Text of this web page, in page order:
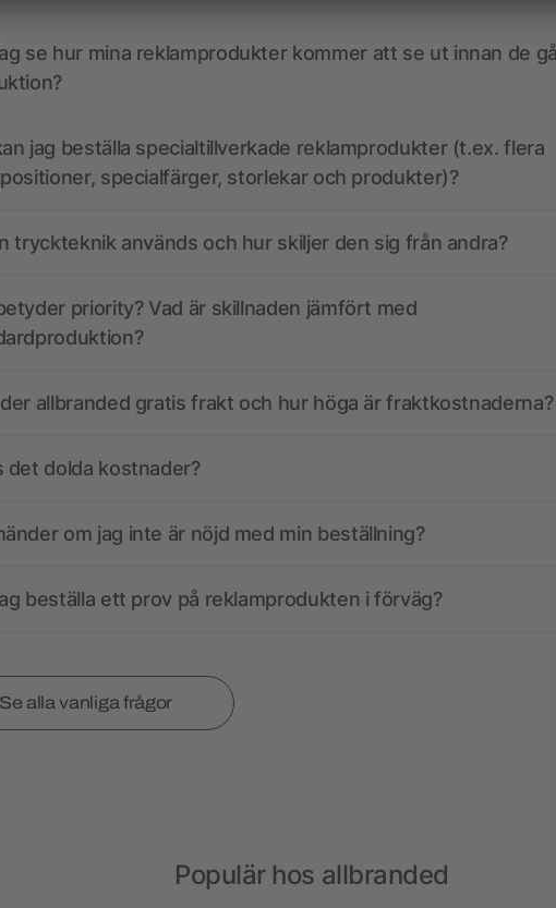
se hur mina reklamprodukter kommer att se ut innan de
jag beställa specialtillverkade reklamprodukter (t.ex. flera
specialfärger, storlekar och produkter)?
tryckteknik används och hur skiljer den sig från andra?
priority? Vad är skillnaden jämfört med
allbranded gratis frakt och hur höga är fraktkostnaderna?
det dolda kostnader?
om jag inte är nöjd med min beställning?
beställa ett prov på reklamprodukten i förväg?
Se alla vanliga frågor
Populär hos allbranded